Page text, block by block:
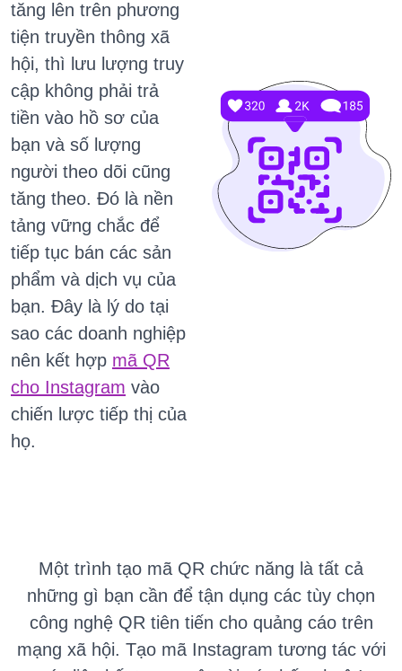
tăng lên trên phương
tiện truyền thông xã
hội, thì lưu lượng truy
cập không phải trả
tiền vào hồ sơ của
bạn và số lượng
người theo dõi cũng
tăng theo. Đó là nền
tảng vững chắc để
tiếp tục bán các sản
phẩm và dịch vụ của
bạn. Đây là lý do tại
sao các doanh nghiệp
nên kết hợp mã QR
cho Instagram vào
chiến lược tiếp thị của
họ.
Một trình tạo mã QR chức năng là tất cả
những gì bạn cần để tận dụng các tùy chọn
công nghệ QR tiên tiến cho quảng cáo trên
mạng xã hội. Tạo mã Instagram tương tác với